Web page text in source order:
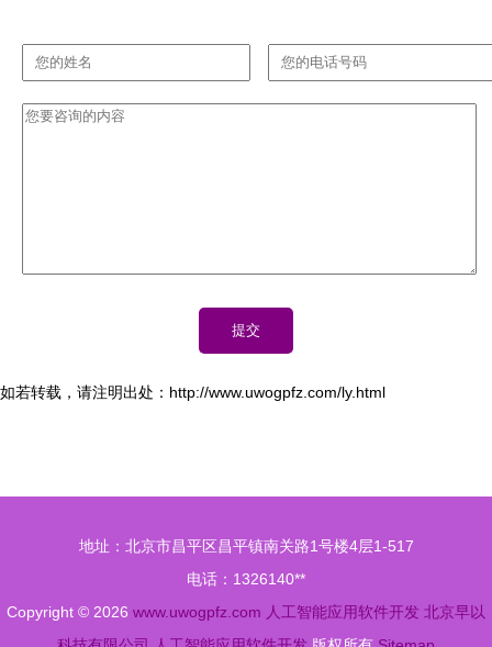
如若转载，请注明出处：http://www.uwogpfz.com/ly.html
地址：北京市昌平区昌平镇南关路1号楼4层1-517
电话：1326140**
Copyright © 2026 www.uwogpfz.com 人工智能应用软件开发 北京早以